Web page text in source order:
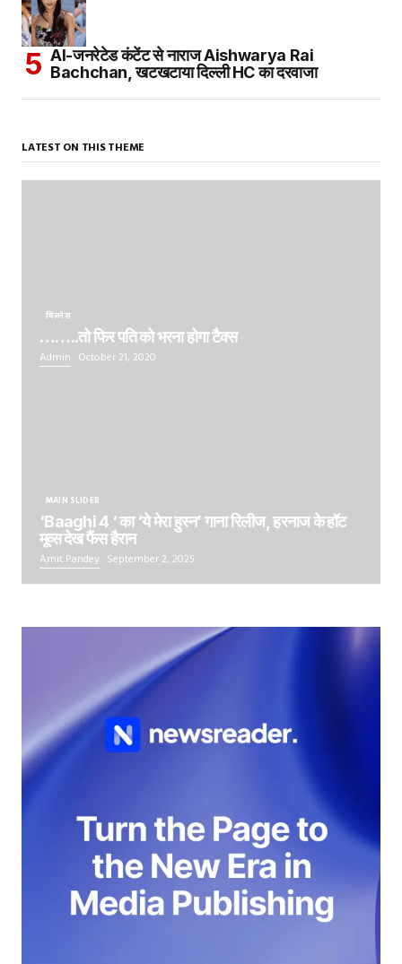
AI-जनरेटेड कंटेंट से नाराज Aishwarya Rai
Bachchan, खटखटाया दिल्ली HC का दरवाजा
LATEST ON THIS THEME
बिज़नेस
……..तो फिर पति को भरना होगा टैक्स
Admin October 21, 2020
MAIN SLIDER
‘Baaghi 4 ‘ का ‘ये मेरा हुस्न’ गाना रिलीज, हरनाज के हॉट
मूव्स देख फैंस हैरान
Amit Pandey September 2, 2025